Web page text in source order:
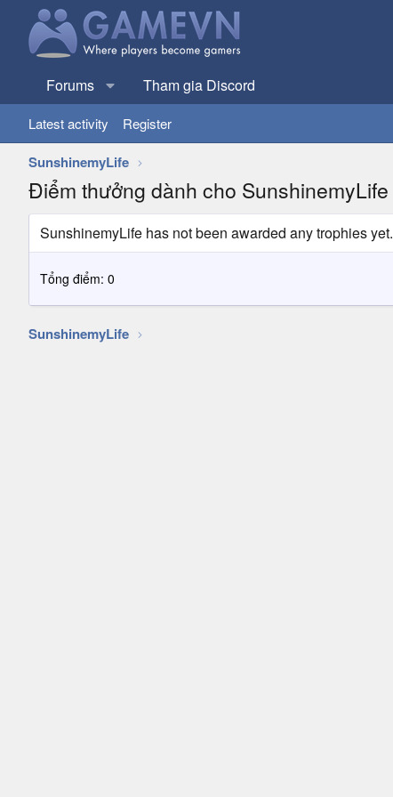
Forums Tham gia Discord
Latest activity Register
SunshinemyLife
Điểm thưởng dành cho SunshinemyLife
SunshinemyLife has not been awarded any trophies yet.
Tổng điểm: 0
SunshinemyLife